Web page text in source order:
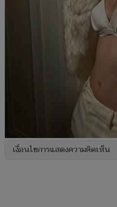
เงื่อนไขการแสดงความคิดเห็น